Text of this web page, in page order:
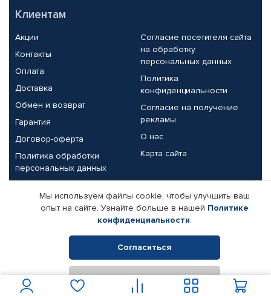
Клиентам
Акции
Контакты
Оплата
Доставка
Обмен и возврат
Гарантия
Договор-оферта
Политика обработки
персональных данных
Согласие посетителя сайта
на обработку
персональных данных
Политика
конфиденциальности
Согласие на получение
рекламы
О нас
Карта сайта
Партнерам
Корпоративным клиентам
Поставщикам
Реквизиты компании
© КАМАЗ ЦЕНТР ДОНЕЦК, 2015-2026. Все права защищены.
Интернет-магазин автомобильных товаров Автопрофи.
Мы используем файлы cookie, чтобы улучшить ваш
опыт на сайте. Узнайте больше в нашей Политике
конфиденциальности.
Согласиться
Отклонить